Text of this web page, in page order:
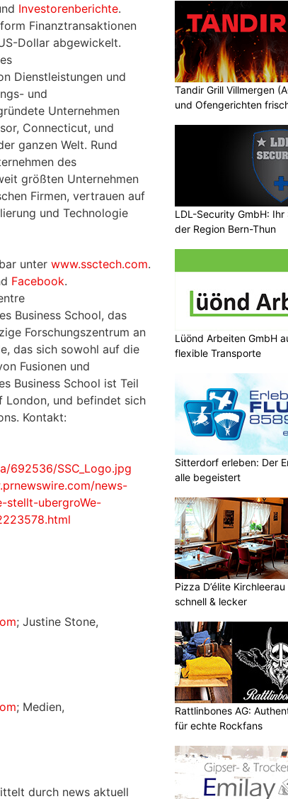
Investorenberichte.
Finanztransaktionen
Dollar abgewickelt.
Dienstleistungen und
und
Unternehmen
Connecticut, und
ganzen Welt. Rund
des
größten Unternehmen
Firmen, vertrauen auf
und Technologie
unter www.ssctech.com.
Facebook.
Business School, das
Forschungszentrum an
das sich sowohl auf die
Fusionen und
Business School ist Teil
London, und befindet sich
Kontakt:
692536/SSC_Logo.jpg
news-
stellt-ubergroWe-
; Justine Stone,
; Medien,
durch news aktuell
Tandir Grill Villmergen
und Ofengerichten
LDL-Security GmbH:
der Region Bern-Thun
Lüönd Arbeiten GmbH
flexible Transporte
Sitterdorf erleben: Der
alle begeistert
Pizza D’élite
schnell & lecker
Rattlinbones AG:
für echte Rockfans